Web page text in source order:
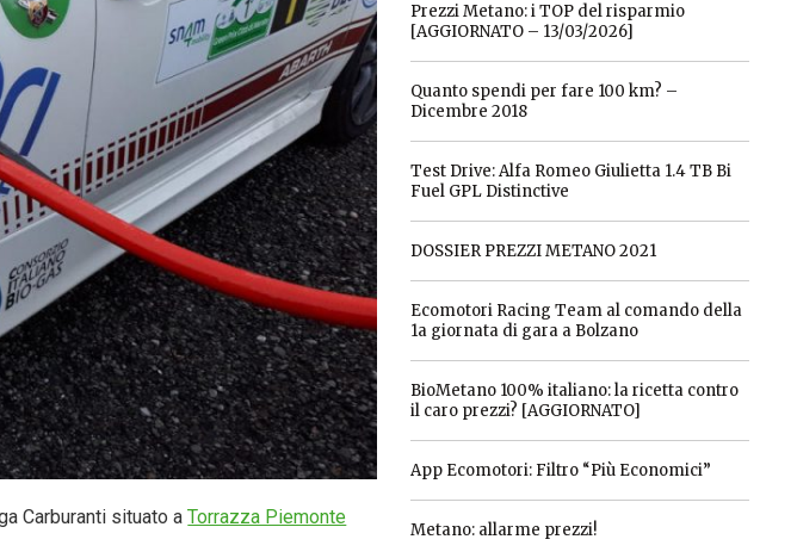
Carburanti situato aTorrazza Piemonte
Prezzi Metano: i TOP del risparmio
[AGGIORNATO – 13/03/2026]
Quanto spendi per fare 100 km? –
Dicembre 2018
Test Drive: Alfa Romeo Giulietta 1.4 TB Bi
Fuel GPL Distinctive
DOSSIER PREZZI METANO 2021
Ecomotori Racing Team al comando della
1a giornata di gara a Bolzano
BioMetano 100% italiano: la ricetta contro
il caro prezzi? [AGGIORNATO]
App Ecomotori: Filtro “Più Economici”
Metano: allarme prezzi!